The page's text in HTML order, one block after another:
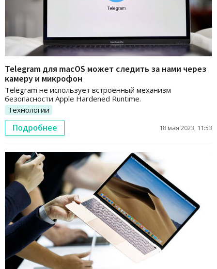
Telegram для macOS может следить за нами через
камеру и микрофон
Telegram не использует встроенный механизм
безопасности Apple Hardened Runtime.
Технологии
Подробнее 18 мая 2023, 11:53